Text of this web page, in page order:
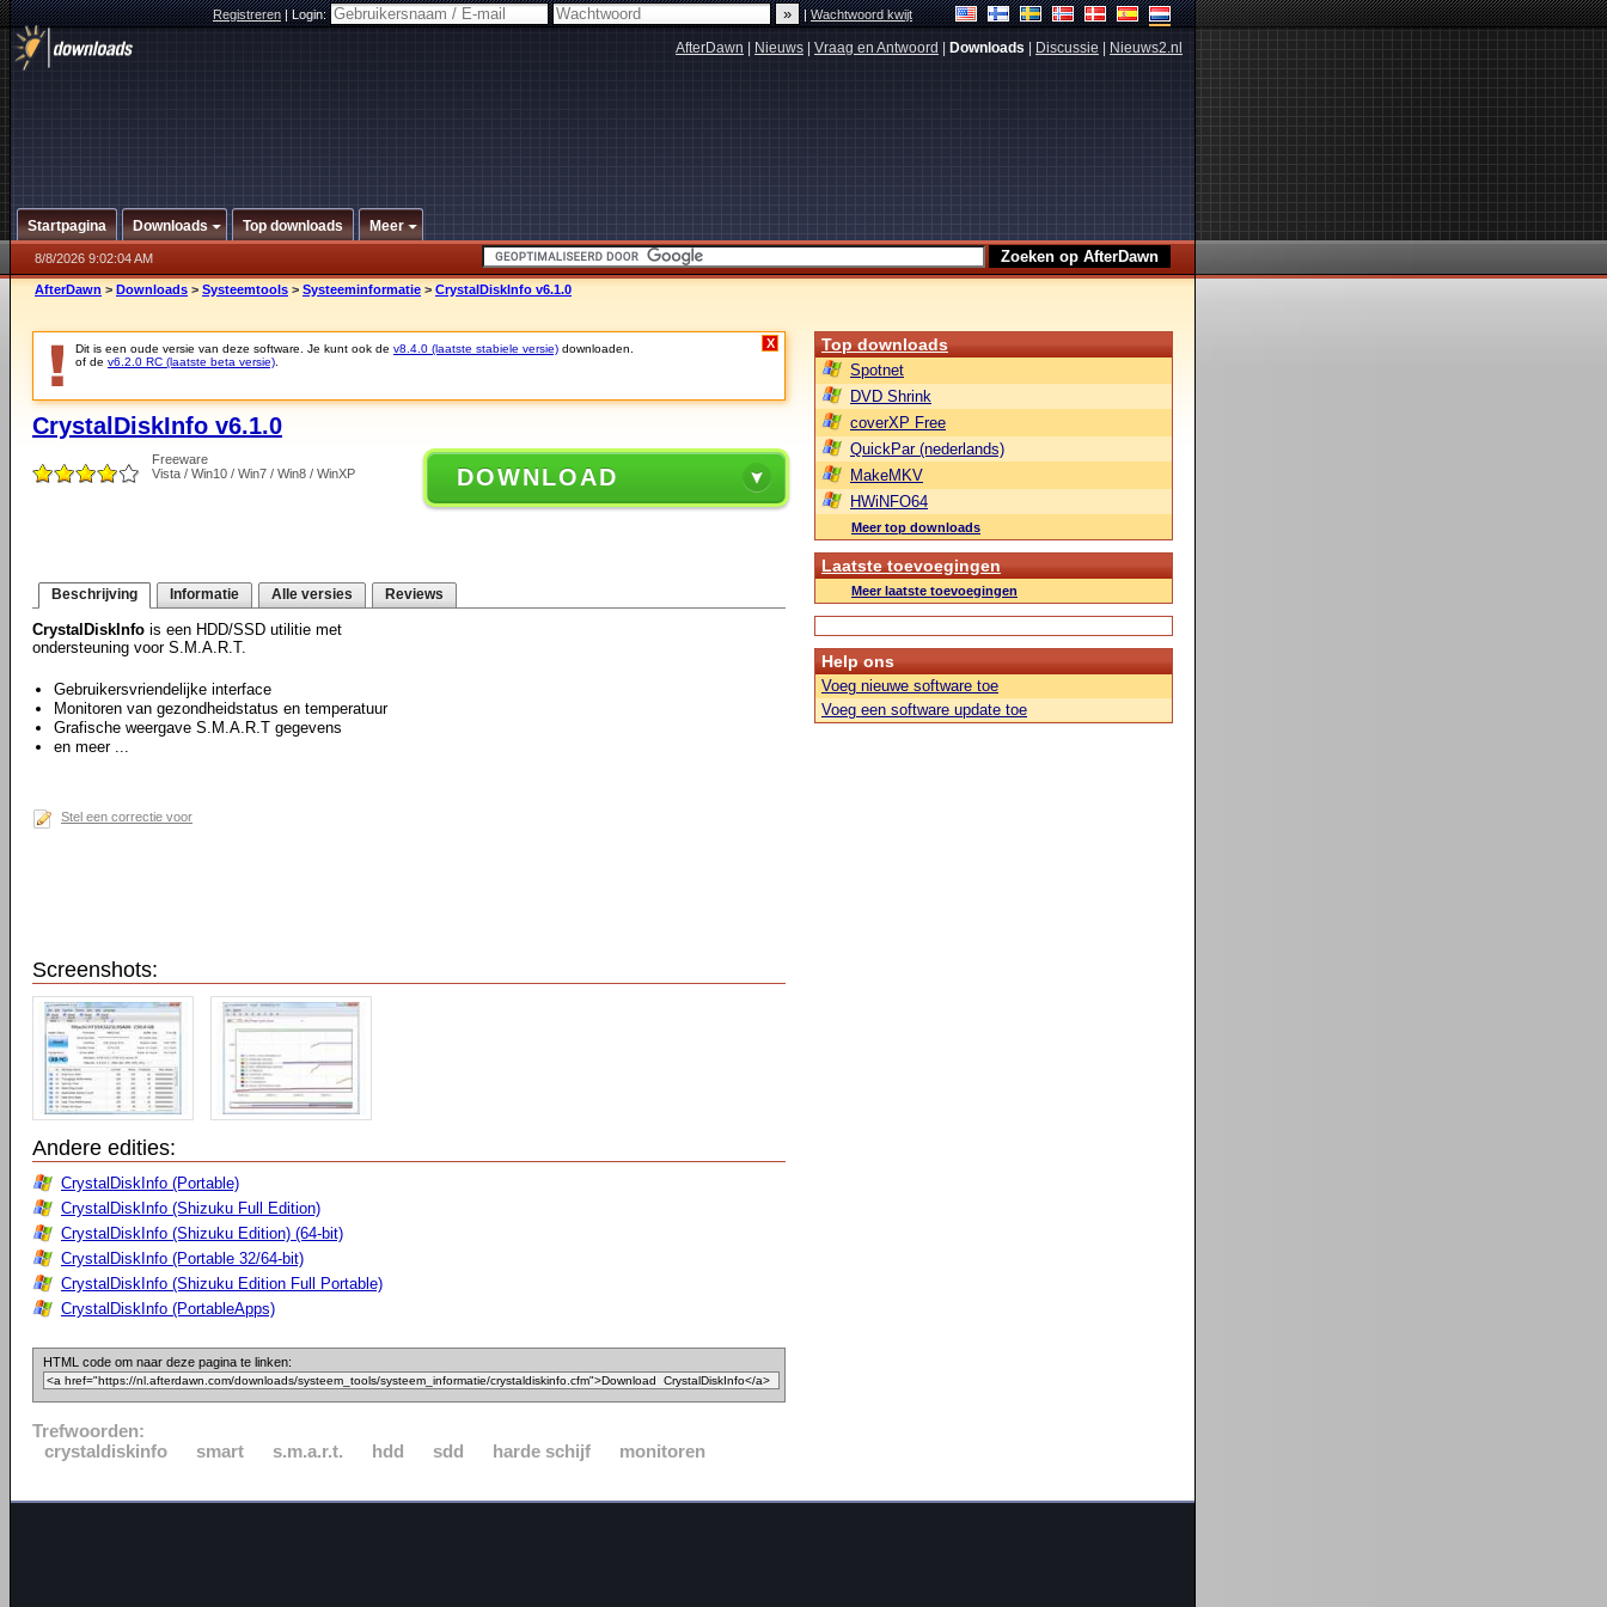
Registreren|Login: |Wachtwoord kwijt
AfterDawn Nieuws Vraag en Antwoord Downloads Discussie Nieuws2.nl
Startpagina Downloads Top downloads Meer
8/8/2026 9:02:04 AM
AfterDawn > Downloads > Systeemtools > Systeeminformatie > CrystalDiskInfo v6.1.0
Dit is een oude versie van deze software. Je kunt ook de v8.4.0 (laatste stabiele versie) downloaden.
of de v6.2.0 RC (laatste beta versie)
X
CrystalDiskInfo v6.1.0
Freeware
Vista / Win10 / Win7 / Win8 / WinXP
DOWNLOAD
Beschrijving Informatie Alle versies Reviews
CrystalDiskInfo is een HDD/SSD utilitie met
ondersteuning voor S.M.A.R.T.
Gebruikersvriendelijke interface
Monitoren van gezondheidstatus en temperatuur
Grafische weergave S.M.A.R.T gegevens
en meer ...
Stel een correctie voor
Screenshots:
Andere edities:
CrystalDiskInfo (Portable)
CrystalDiskInfo (Shizuku Full Edition)
CrystalDiskInfo (Shizuku Edition) (64-bit)
CrystalDiskInfo (Portable 32/64-bit)
CrystalDiskInfo (Shizuku Edition Full Portable)
CrystalDiskInfo (PortableApps)
HTML code om naar deze pagina te linken:
Trefwoorden:
crystaldiskinfo
smart s.m.a.r.t. hdd sdd harde schijf monitoren
Top downloads
Spotnet
DVD Shrink
coverXP Free
QuickPar (nederlands)
MakeMKV
HWiNFO64
Meer top downloads
Laatste toevoegingen
Meer laatste toevoegingen
Help ons
Voeg nieuwe software toe
Voeg een software update toe